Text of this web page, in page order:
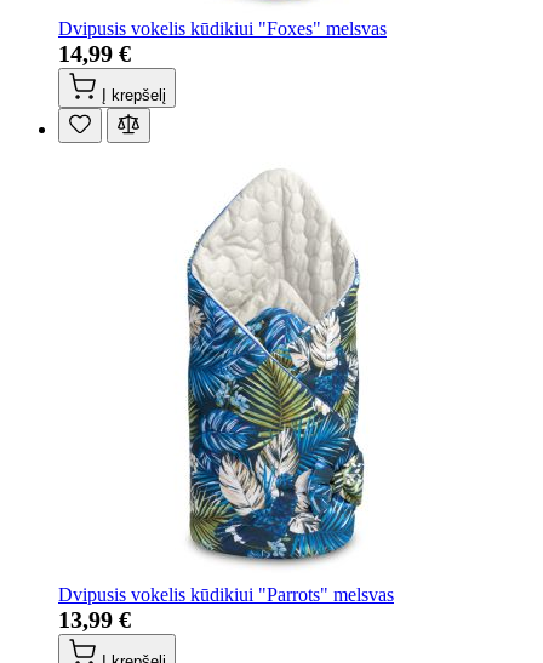
Dvipusis vokelis kūdikiui "Foxes" melsvas
14,99 €
Į krepšelį
Dvipusis vokelis kūdikiui "Parrots" melsvas
13,99 €